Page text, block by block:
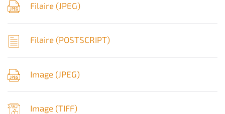
Filaire (JPEG)
Filaire (POSTSCRIPT)
Image (JPEG)
Image (TIFF)